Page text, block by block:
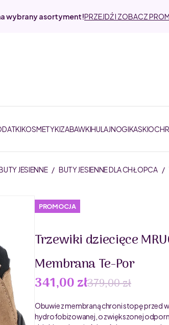
wybrany asortyment!PRZEJDŹ I ZOBACZ
KOSMETYKIZABAWKIHULAJNOGIKASKI
JESIENNE / BUTY JESIENNE DLA CHŁOPCA /
PROMOCJA
Trzewiki dziecięce
Membrana Te-Por
341,00 zł379,00 zł
Obuwie z membraną chroni stopę przed
hydrofobizowanej, o zwiększonej